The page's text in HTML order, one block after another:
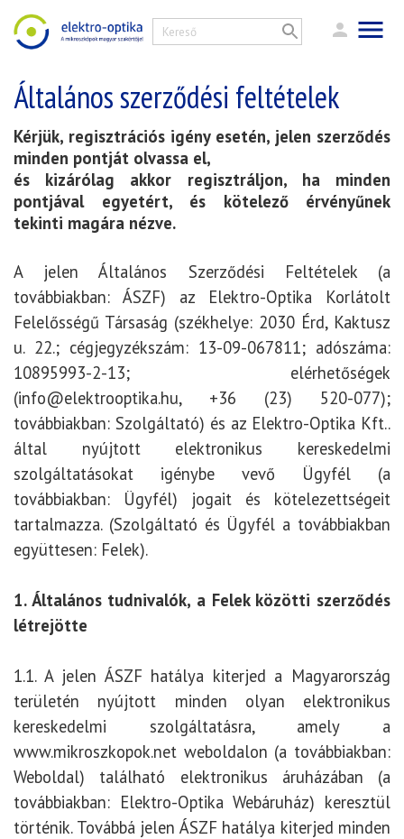
Általános szerződési feltételek
Kérjük, regisztrációs igény esetén, jelen szerződés
minden pontját olvassa el,
és kizárólag akkor regisztráljon, ha minden
pontjával egyetért, és kötelező érvényűnek
tekinti magára nézve.
A jelen Általános Szerződési Feltételek (a
továbbiakban: ÁSZF) az Elektro-Optika Korlátolt
Felelősségű Társaság (székhelye: 2030 Érd, Kaktusz
u. 22.; cégjegyzékszám: 13-09-067811; adószáma:
10895993-2-13; elérhetőségek
(info@elektrooptika.hu, +36 (23) 520-077);
továbbiakban: Szolgáltató) és az Elektro-Optika Kft..
által nyújtott elektronikus kereskedelmi
szolgáltatásokat igénybe vevő Ügyfél (a
továbbiakban: Ügyfél) jogait és kötelezettségeit
tartalmazza. (Szolgáltató és Ügyfél a továbbiakban
együttesen: Felek).
1. Általános tudnivalók, a Felek közötti szerződés
létrejötte
1.1. A jelen ÁSZF hatálya kiterjed a Magyarország
területén nyújtott minden olyan elektronikus
kereskedelmi szolgáltatásra, amely a
www.mikroszkopok.net weboldalon (a továbbiakban:
Weboldal) található elektronikus áruházában (a
továbbiakban: Elektro-Optika Webáruház) keresztül
történik. Továbbá jelen ÁSZF hatálya kiterjed minden